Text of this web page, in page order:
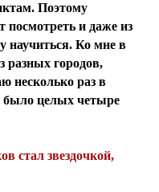
Поэтому
и даже из
научиться. Ко мне в
разных городов,
несколько раз в
было целых четыре
стал звездочкой,